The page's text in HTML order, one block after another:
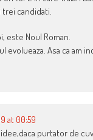
candidati.
este Noul Roman.
evolueaza. Asa ca am
at 00:59
purtator de